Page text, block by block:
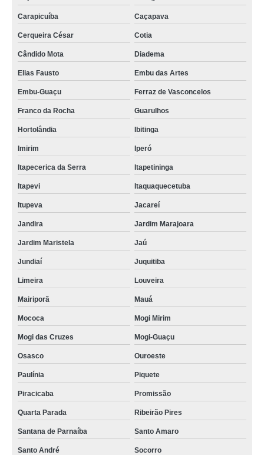
Carapicuíba Caçapava
Cerqueira César Cotia
Cândido Mota Diadema
Elias Fausto Embu das Artes
Embu-Guaçu Ferraz de Vasconcelos
Franco da Rocha Guarulhos
Hortolândia Ibitinga
Imirim Iperó
Itapecerica da Serra Itapetininga
Itapevi Itaquaquecetuba
Itupeva Jacareí
Jandira Jardim Marajoara
Jardim Maristela Jaú
Jundiaí Juquitiba
Limeira Louveira
Mairiporã Mauá
Mococa Mogi Mirim
Mogi das Cruzes Mogi-Guaçu
Osasco Ouroeste
Paulínia Piquete
Piracicaba Promissão
Quarta Parada Ribeirão Pires
Santana de Parnaíba Santo Amaro
Santo André Socorro